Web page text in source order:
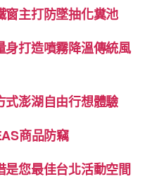
窗主打防墜抽化糞池
打造噴霧降溫傳統風
式澎湖自由行想體驗
商品防竊
您最佳台北活動空間